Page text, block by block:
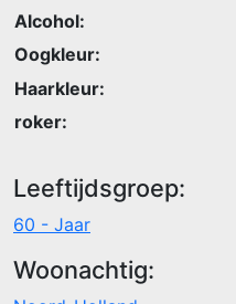
Alcohol:
Oogkleur:
Haarkleur:
roker:
Leeftijdsgroep:
60 - Jaar
Woonachtig: